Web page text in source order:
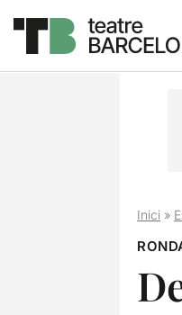
Inici»